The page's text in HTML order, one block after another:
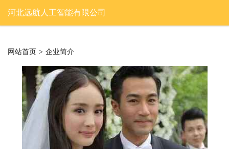
河北远航人工智能有限公司
网站首页 > 企业简介